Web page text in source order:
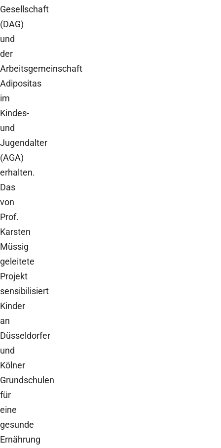
Gesellschaft
(DAG)
und
der
Arbeitsgemeinschaft
Adipositas
im
Kindes-
und
Jugendalter
(AGA)
erhalten.
Das
von
Prof.
Karsten
Müssig
geleitete
Projekt
sensibilisiert
Kinder
an
Düsseldorfer
und
Kölner
Grundschulen
für
eine
gesunde
Ernährung